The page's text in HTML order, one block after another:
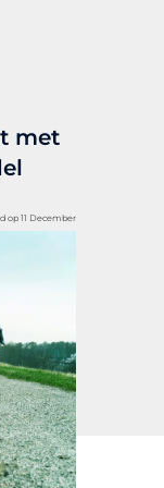
met
op 11 December